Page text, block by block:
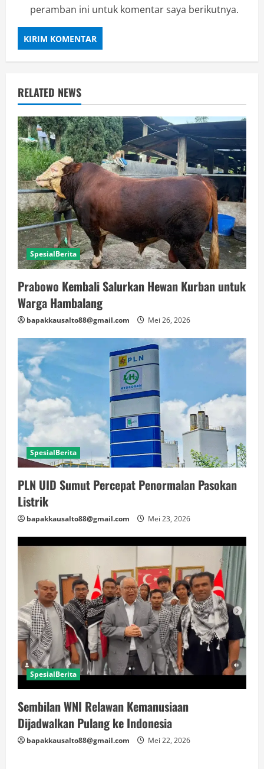
peramban ini untuk komentar saya berikutnya.
RELATED NEWS
SpesialBerita
Prabowo Kembali Salurkan Hewan Kurban untuk
Warga Hambalang
bapakkausalto88@gmail.com Mei 26, 2026
SpesialBerita
PLN UID Sumut Percepat Penormalan Pasokan
Listrik
bapakkausalto88@gmail.com Mei 23, 2026
SpesialBerita
Sembilan WNI Relawan Kemanusiaan
Dijadwalkan Pulang ke Indonesia
bapakkausalto88@gmail.com Mei 22, 2026